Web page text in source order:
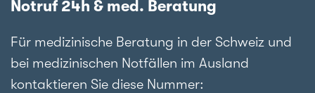
Notruf 24h & med. Beratung
Für medizinische Beratung in der Schweiz und
bei medizinischen Notfällen im Ausland
kontaktieren Sie diese Nummer: